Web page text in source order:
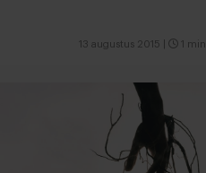
13 augustus 2015 1 min